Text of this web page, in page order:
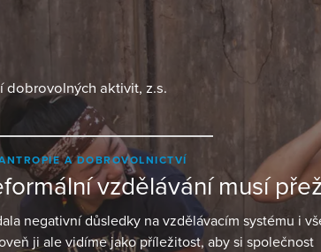
dobrovolných aktivit, z.s.
A DOBROVOLNICTVÍ
vzdělávání musí
negativní důsledky na vzdělávacím systému i
ji ale vidíme jako příležitost, aby si společnost